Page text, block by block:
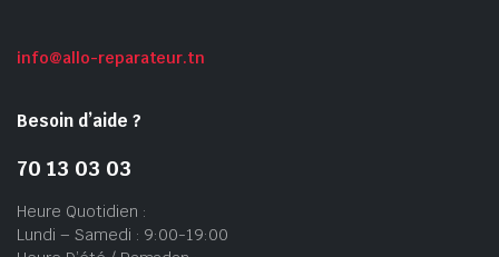
info@allo-reparateur.tn
Besoin d’aide ?
70 13 03 03
Heure Quotidien :
Lundi – Samedi : 9:00-19:00